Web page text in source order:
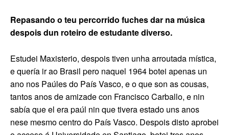
Repasando o teu percorrido fuches dar na música
despois dun roteiro de estudante diverso.
Estudei Maxisterio, despois tiven unha arroutada mística,
e quería ir ao Brasil pero naquel 1964 botei apenas un
ano nos Paúles do País Vasco, e o que son as cousas,
tantos anos de amizade con Francisco Carballo, e nin
sabía que el era paúl nin que tivera estado uns anos
nese mesmo centro do País Vasco. Despois disto aprobei